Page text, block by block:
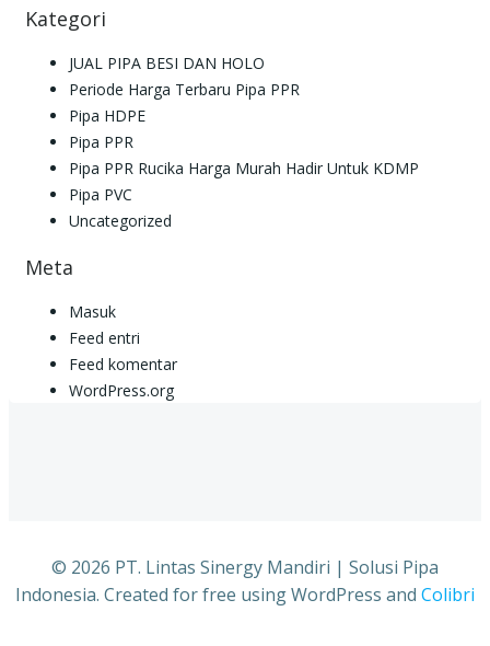
Kategori
JUAL PIPA BESI DAN HOLO
Periode Harga Terbaru Pipa PPR
Pipa HDPE
Pipa PPR
Pipa PPR Rucika Harga Murah Hadir Untuk KDMP
Pipa PVC
Uncategorized
Meta
Masuk
Feed entri
Feed komentar
WordPress.org
© 2026 PT. Lintas Sinergy Mandiri | Solusi Pipa
Indonesia. Created for free using WordPress and Colibri